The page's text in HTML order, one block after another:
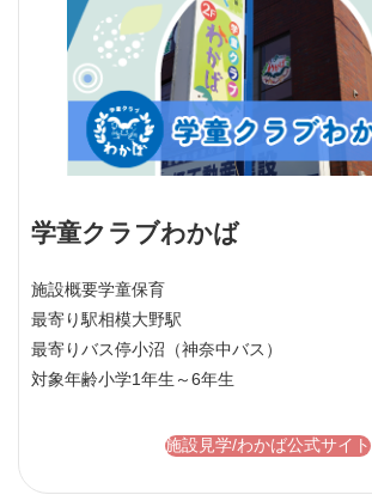
学童クラブわかば
施設概要学童保育
最寄り駅相模大野駅
最寄りバス停小沼（神奈中バス）
対象年齢小学1年生～6年生
施設見学/わかば公式サイト